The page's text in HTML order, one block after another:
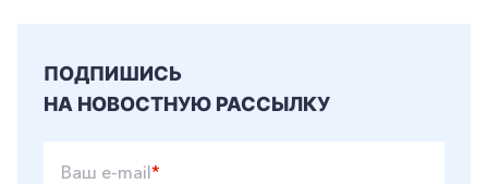
ПОДПИШИСЬ
НА НОВОСТНУЮ РАССЫЛКУ
Ваш e-mail*